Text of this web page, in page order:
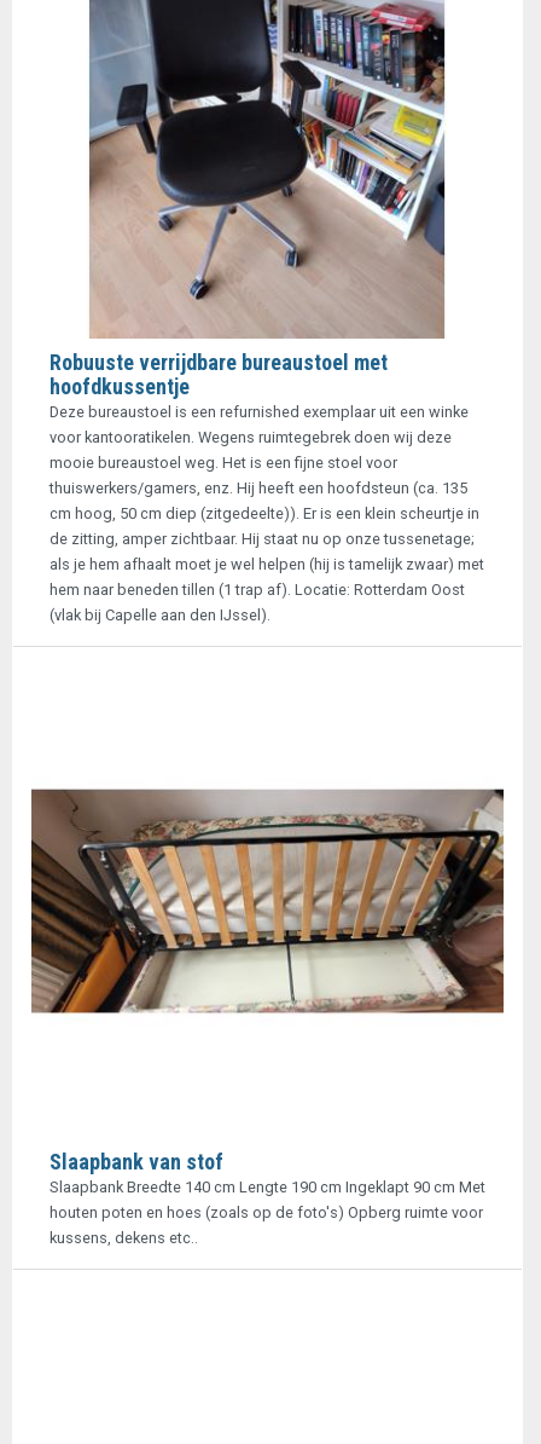
Robuuste verrijdbare bureaustoel met
hoofdkussentje
Deze bureaustoel is een refurnished exemplaar uit een winke
voor kantooratikelen. Wegens ruimtegebrek doen wij deze
mooie bureaustoel weg. Het is een fijne stoel voor
thuiswerkers/gamers, enz. Hij heeft een hoofdsteun (ca. 135
cm hoog, 50 cm diep (zitgedeelte)). Er is een klein scheurtje in
de zitting, amper zichtbaar. Hij staat nu op onze tussenetage;
als je hem afhaalt moet je wel helpen (hij is tamelijk zwaar) met
hem naar beneden tillen (1 trap af). Locatie: Rotterdam Oost
(vlak bij Capelle aan den IJssel).
Slaapbank van stof
Slaapbank Breedte 140 cm Lengte 190 cm Ingeklapt 90 cm Met
houten poten en hoes (zoals op de foto's) Opberg ruimte voor
kussens, dekens etc..